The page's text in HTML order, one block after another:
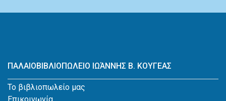
ΠΑΛΑΙΟΒΙΒΛΙΟΠΩΛΕΙΟ ΙΩΆΝΝΗΣ Β. ΚΟΥΓΕΑΣ
Το βιβλιοπωλείο μας